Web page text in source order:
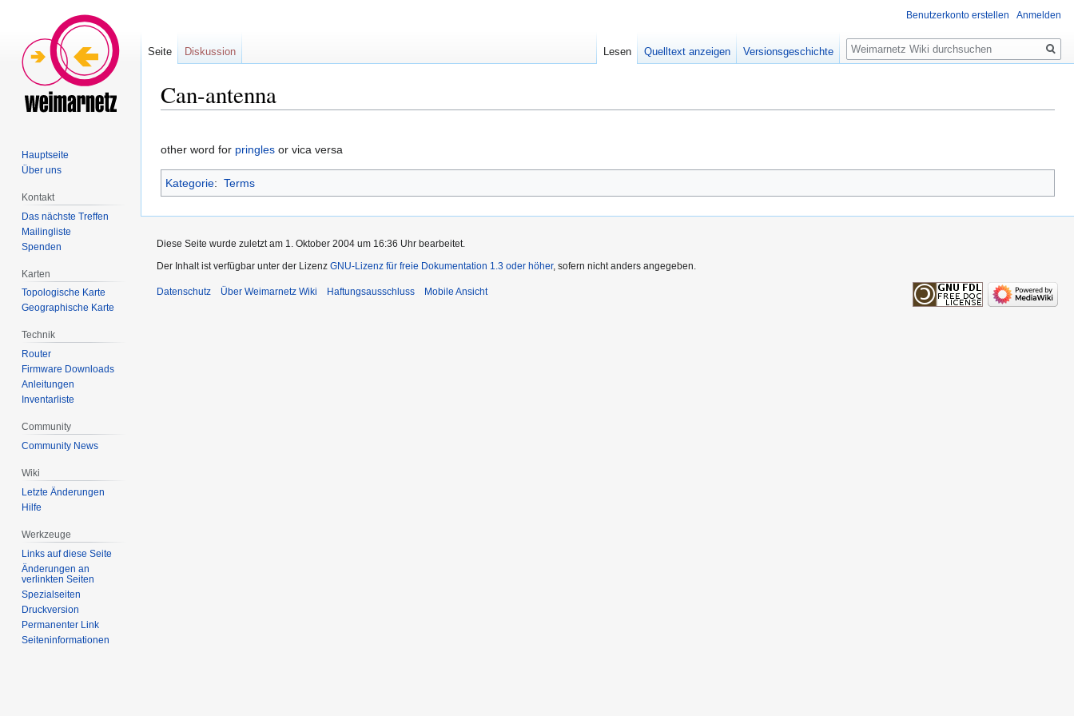
Can-antenna
Navigation
springen
Suche
springen
other word for pringles or vica versa
Kategorie: Terms
Benutzerkonto erstellen Anmelden
Seite Diskussion Lesen Quelltext anzeigen Versionsgeschichte
Suche
Hauptseite
Über uns
Kontakt
Das nächste Treffen
Mailingliste
Spenden
Karten
Topologische Karte
Geographische Karte
Technik
Router
Firmware Downloads
Anleitungen
Inventarliste
Community
Community News
Wiki
Letzte Änderungen
Hilfe
Werkzeuge
Links auf diese Seite
Änderungen an
verlinkten Seiten
Spezialseiten
Druckversion
Permanenter Link
Seiten­informationen
Diese Seite wurde zuletzt am 1. Oktober 2004 um 16:36 Uhr bearbeitet.
Der Inhalt ist verfügbar unter der Lizenz GNU-Lizenz für freie Dokumentation 1.3 oder höher, sofern nicht anders angegeben.
Datenschutz Über Weimarnetz Wiki Haftungsausschluss Mobile Ansicht